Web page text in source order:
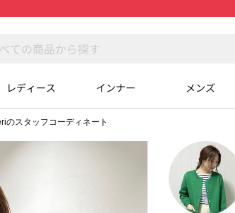
レディース インナー メンズ
のスタッフコーディネート